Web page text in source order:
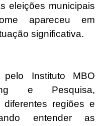
eleições municipais
apareceu em
significativa.
Instituto MBO
e Pesquisa,
regiões e
entender as